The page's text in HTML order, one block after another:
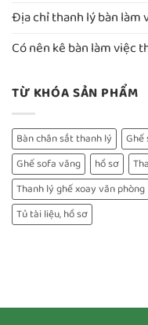
Địa chỉ thanh lý bàn làm
Có nên kê bàn làm việc
TỪ KHÓA SẢN PHẨM
Bàn chân sắt thanh lý Ghế
Ghế sofa văng
hồ sơ
Thanh lý ghế xoay văn phòng
Tủ tài liệu, hồ sơ